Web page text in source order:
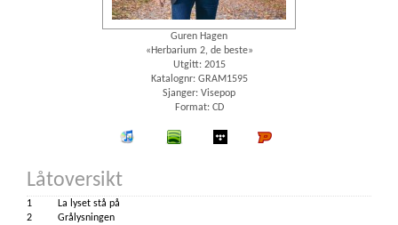
Guren Hagen
«Herbarium 2, de beste»
Utgitt: 2015
Katalognr: GRAM1595
Sjanger: Visepop
Format: CD
iTunes spotify wimp
Låtoversikt
1
La lyset stå på
2
Grålysningen